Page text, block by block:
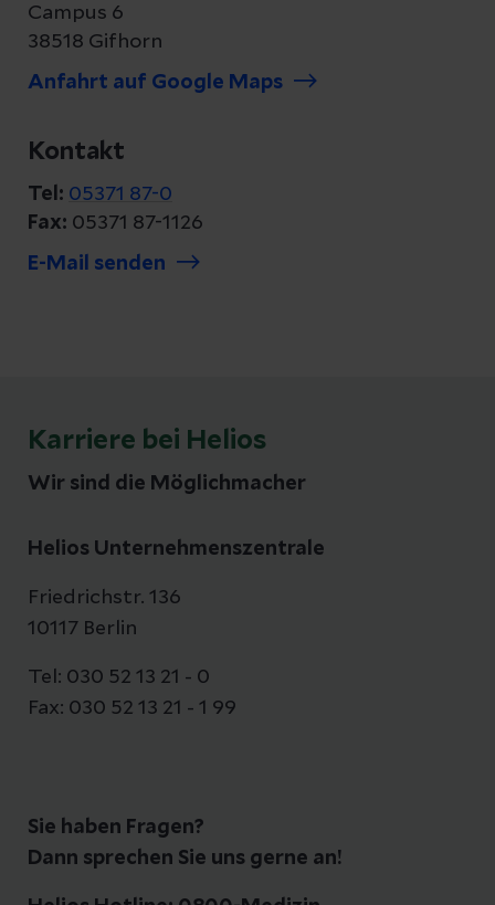
Campus 6
38518 Gifhorn
Anfahrt auf Google Maps
Kontakt
Tel: 05371 87-0
Fax: 05371 87-1126
E-Mail senden
Karriere bei Helios
Wir sind die Möglichmacher
Helios Unternehmenszentrale
Friedrichstr. 136
10117 Berlin
Tel: 030 52 13 21 - 0
Fax: 030 52 13 21 - 1 99
Sie haben Fragen?
Dann sprechen Sie uns gerne an!